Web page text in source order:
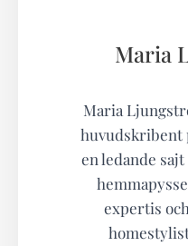
Maria
Maria
huvudskribent
en ledande
expertis